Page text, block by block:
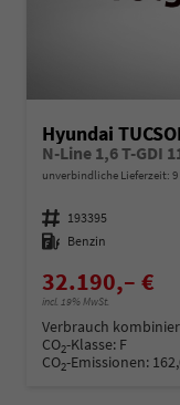
Hyundai
N-Line 1,6 T-GDI
unverbindliche Lieferzeit:
Fahrzeugnummer 193395
Kraftstoff Benzin
32.190,– €
incl. 19% MwSt.
Verbrauch
CO2-Klasse: F
CO2-Emissionen: